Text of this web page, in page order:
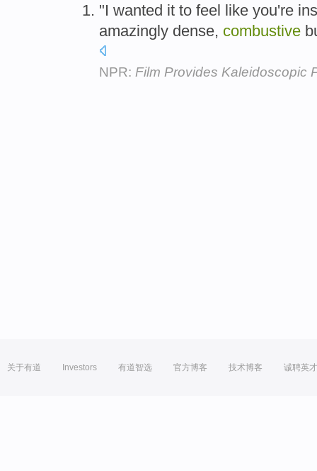
"I wanted it to feel like you're
amazingly dense, combustive
NPR: Film Provides Kaleidoscopic
关于有道 Investors 有道智选 官方博客 技术博客 诚聘英才